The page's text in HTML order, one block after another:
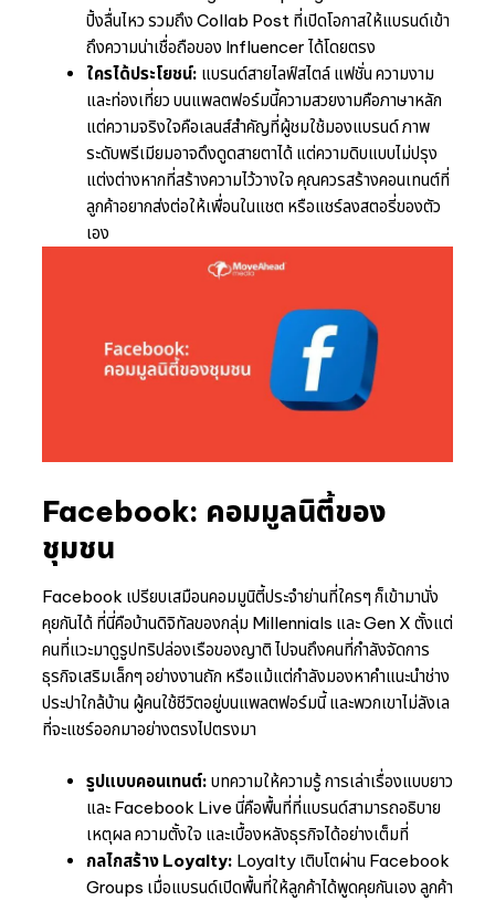
ปิ้งลื่นไหว รวมถึง Collab Post ที่เปิดโอกาสให้แบรนด์เข้า
ถึงความน่าเชื่อถือของ Influencer ได้โดยตรง
ใครได้ประโยชน์: แบรนด์สายไลฟ์สไตล์ แฟชั่น ความงาม
และท่องเที่ยว บนแพลตฟอร์มนี้ความสวยงามคือภาษาหลัก
แต่ความจริงใจคือเลนส์สำคัญที่ผู้ชมใช้มองแบรนด์ ภาพ
ระดับพรีเมียมอาจดึงดูดสายตาได้ แต่ความดิบแบบไม่ปรุง
แต่งต่างหากที่สร้างความไว้วางใจ คุณควรสร้างคอนเทนต์ที่
ลูกค้าอยากส่งต่อให้เพื่อนในแชต หรือแชร์ลงสตอรี่ของตัว
เอง
Facebook: คอมมูลนิตี้ของ
ชุมชน
Facebook เปรียบเสมือนคอมมูนิตี้ประจำย่านที่ใครๆ ก็เข้ามานั่ง
คุยกันได้ ที่นี่คือบ้านดิจิทัลของกลุ่ม Millennials และ Gen X ตั้งแต่
คนที่แวะมาดูรูปทริปล่องเรือของญาติ ไปจนถึงคนที่กำลังจัดการ
ธุรกิจเสริมเล็กๆ อย่างงานถัก หรือแม้แต่กำลังมองหาคำแนะนำช่าง
ประปาใกล้บ้าน ผู้คนใช้ชีวิตอยู่บนแพลตฟอร์มนี้ และพวกเขาไม่ลังเล
ที่จะแชร์ออกมาอย่างตรงไปตรงมา
รูปแบบคอนเทนต์: บทความให้ความรู้ การเล่าเรื่องแบบยาว
และ Facebook Live นี่คือพื้นที่ที่แบรนด์สามารถอธิบาย
เหตุผล ความตั้งใจ และเบื้องหลังธุรกิจได้อย่างเต็มที่
กลไกสร้าง Loyalty: Loyalty เติบโตผ่าน Facebook
Groups เมื่อแบรนด์เปิดพื้นที่ให้ลูกค้าได้พูดคุยกันเอง ลูกค้า